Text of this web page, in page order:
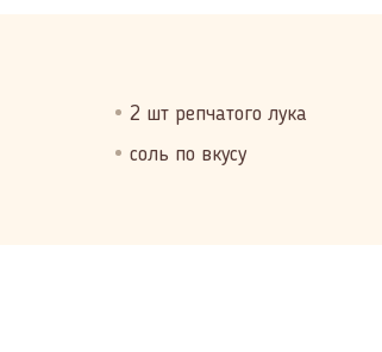
2 шт репчатого лука
соль по вкусу